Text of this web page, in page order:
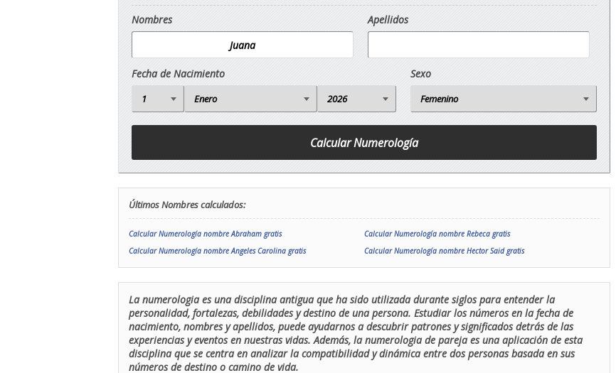
Nombres Apellidos
Fecha de Nacimiento Sexo
Últimos Nombres calculados:
Calcular Numerología nombre Abraham gratis
Calcular Numerología nombre Rebeca gratis
Calcular Numerología nombre Angeles Carolina gratis
Calcular Numerología nombre Hector Said gratis
La numerologia es una disciplina antigua que ha sido utilizada durante siglos para entender la
personalidad, fortalezas, debilidades y destino de una persona. Estudiar los números en la fecha de
nacimiento, nombres y apellidos, puede ayudarnos a descubrir patrones y significados detrás de las
experiencias y eventos en nuestras vidas. Además, la numerologia de pareja es una aplicación de esta
disciplina que se centra en analizar la compatibilidad y dinámica entre dos personas basada en sus
números de destino o camino de vida.